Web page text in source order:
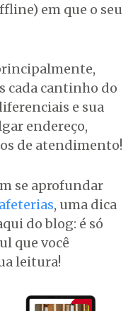
em que o seu
cada cantinho do
e sua
endereço,
de atendimento!
se aprofundar
, uma dica
do blog: é só
que você
leitura!